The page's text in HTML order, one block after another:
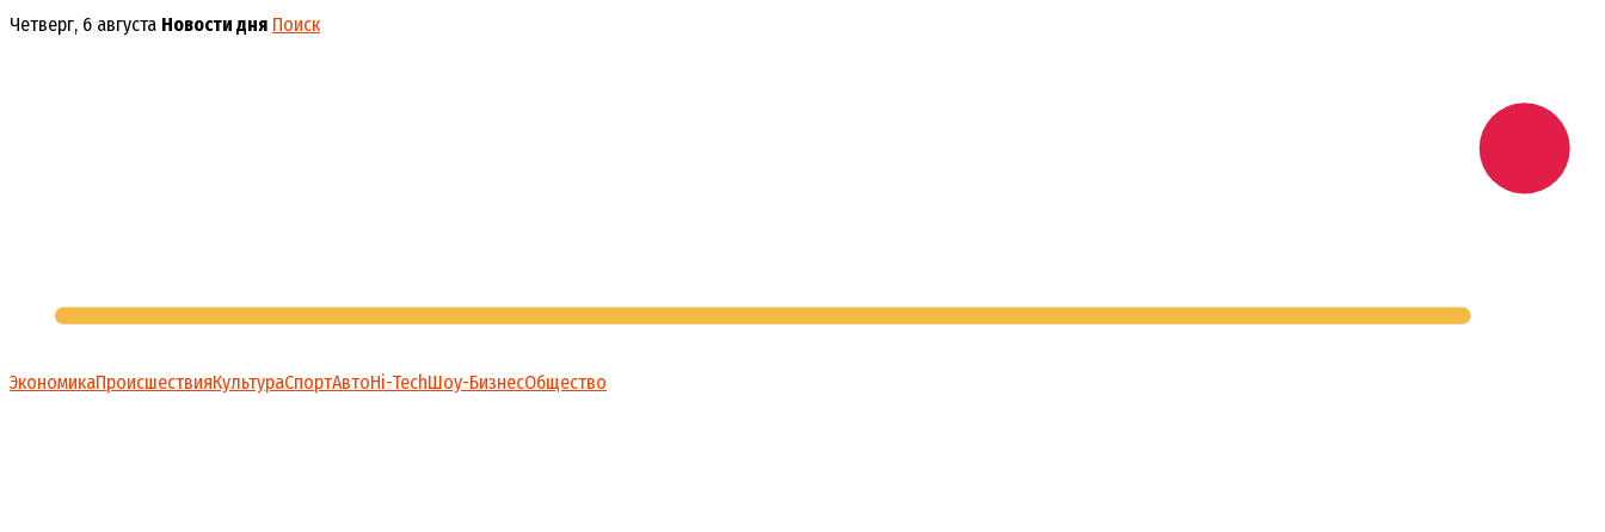
Перейти
Четверг, 6 августа Новости дня Поиск
ЭкономикаПроисшествияКультураСпортАвтоHi-TechШоу-БизнесОбщество